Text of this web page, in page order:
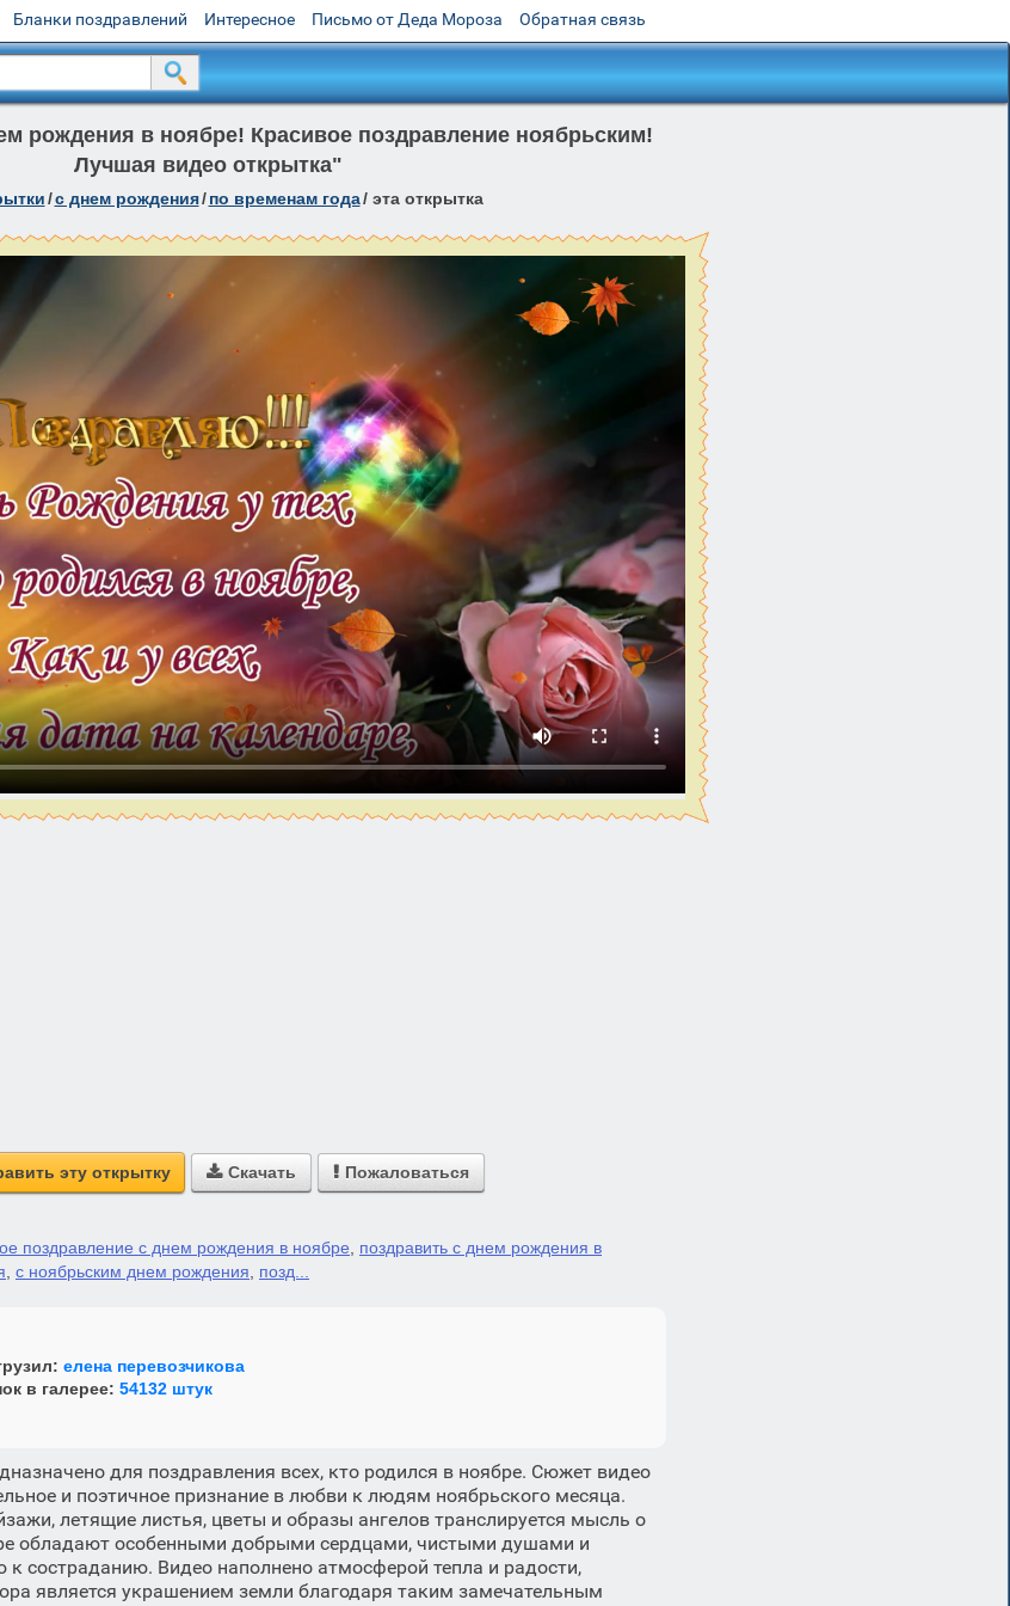
Бланки поздравлений Интересное Письмо от Деда Мороза Обратная связь
рождения в ноябре! Красивое поздравление ноябрьским!
Лучшая видео открытка"
/c днем рождения/ по временам года/ эта открытка
эту открытку  Скачать  Пожаловаться
поздравление с днем рождения в ноябре
поздравить с днем рождения в
с ноябрьским днем рождения позд...
елена перевозчикова
в галерее: 54132 штук
для поздравления всех, кто родился в ноябре. Сюжет видео
и поэтичное признание в любви к людям ноябрьского месяца.
летящие листья, цветы и образы ангелов транслируется мысль о
обладают особенными добрыми сердцами, чистыми душами и
к состраданию. Видео наполнено атмосферой тепла и радости,
является украшением земли благодаря таким замечательным